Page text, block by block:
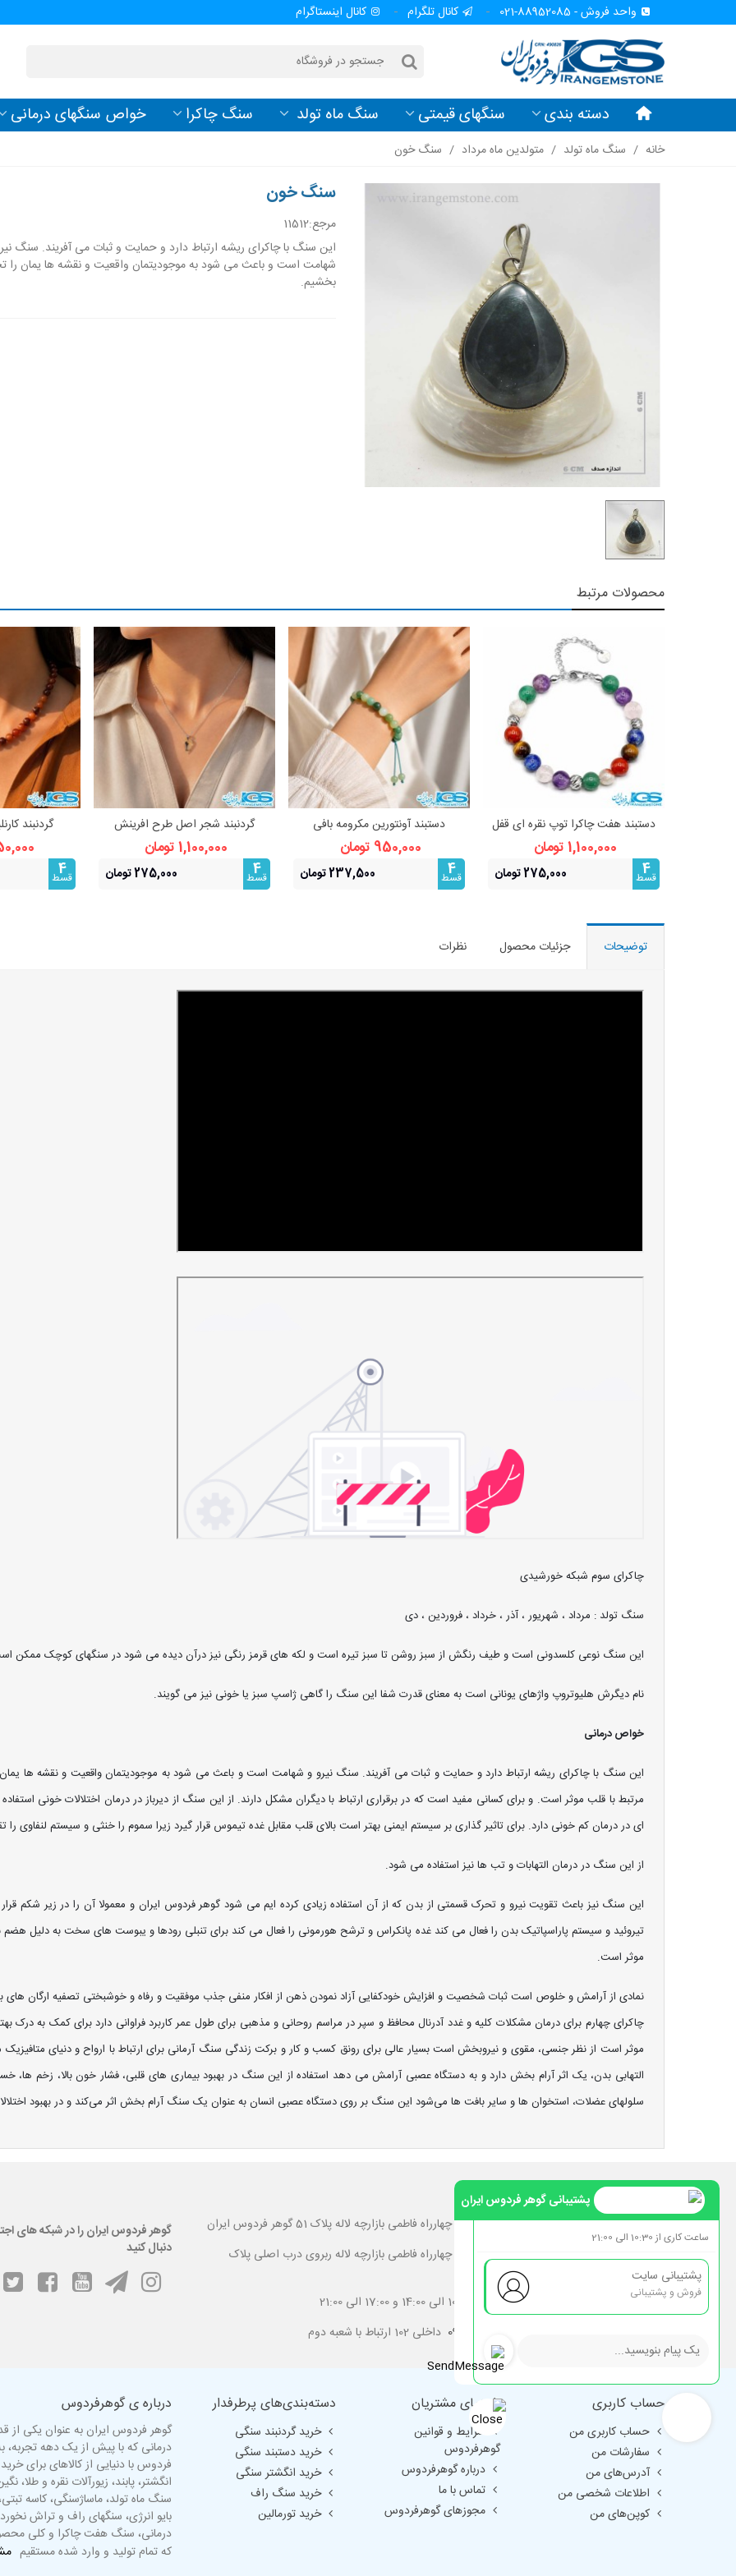
واحد فروش - 88952085-021 کانال تلگرام کانال اینستاگرام
دسته بندی سنگهای قیمتی سنگ ماه تولد سنگ چاکرا خواص سنگهای درمانی
خانه / سنگ ماه تولد / متولدین ماه مرداد / سنگ خون
سنگ خون
مرجع:11512
این سنگ با چاکرای ریشه ارتباط دارد و حمایت و ثبات می آفریند. سنگ
شهامت است و باعث می شود به موجودیتمان واقعیت و نقشه ها یمان را
بخشیم.
محصولات مرتبط
مشاهده بیشتر
دستبند هفت چاکرا توپ نقره ای قفل
استیل
1,100,000 تومان
4
قسط 275,000 تومان
مشاهده بیشتر
دستبند آونتورین مکرومه بافی
950,000 تومان
4
قسط 237,500 تومان
مشاهده بیشتر
گردنبند شجر اصل طرح افرینش
(بازنجیراستیل) | نماد رشد و فراوانی
1,100,000 تومان
4
قسط 275,000 تومان
گردنبند
4
قسط
توضیحات جزئیات محصول نظرات
چاکرای سوم شبکه خورشیدی
سنگ تولد : مرداد ، شهریور ، آذر ، خرداد ، فروردین ، دی
این سنگ نوعی کلسدونی است و طیف رنگش از سبز روشن تا سبز تیره است و لکه های قرمز رنگی نیز درآن دیده می شود در سنگهای کوچک ممکن
نام دیگرش هلیوتروپ واژهای یونانی است به معنای قدرت شفا این سنگ را گاهی ژاسپ سبز یا خونی نیز می گویند.
خواص درمانی
این سنگ با چاکرای ریشه ارتباط دارد و حمایت و ثبات می آفریند. سنگ نیرو و شهامت است و باعث می شود به موجودیتمان واقعیت و نقشه ها
مرتبط با قلب موثر است. و برای کسانی مفید است که در برقراری ارتباط با دیگران مشکل دارند. از این سنگ از دیرباز در درمان اختلالات خونی
ای در درمان کم خونی دارد. برای تاثیر گذاری بر سیستم ایمنی بهتر است بالای قلب مقابل غده تیموس قرار گیرد زیرا سموم را خنثی و سیستم لنفاوی
از این سنگ در درمان التهابات و تب ها نیز استفاده می شود.
این سنگ نیز باعث تقویت نیرو و تحرک قسمتی از بدن که از آن استفاده زیادی کرده ایم می شود گوهر فردوس ایران و معمولا آن را در زیر شکم
تیروئید و سیستم پاراسپاتیک بدن را فعال می کند غده پانکراس و ترشح هورمونی را فعال می کند برای تنبلی رودها و یبوست های سخت به دلیل
موثر است.
نمادی از آرامش و خلوص است ثبات شخصیت و افزایش خودکفایی آزاد نمودن ذهن از افکار منفی جذب موفقیت و رفاه و خوشبختی تصفیه ارگان های
چاکرای چهارم برای درمان مشکلات کلیه و غدد آدرنال محافظ و سپر در مراسم روحانی و مذهبی برای طول عمر کاربرد فراوانی دارد برای کمک به
موثر است از نظر جنسی، مقوی و نیروبخش است بسیار عالی برای رونق کسب و کار و برکت زندگی سنگ آرمانی برای ارتباط با ارواح و دنیای متافیزیک
التهابی بدن، یک اثر آرام بخش دارد و به دستگاه عصبی آرامش می ‌دهد استفاده از این سنگ در بهبود بیماری های قلبی، فشار خون بالا، زخم
سلولهای عضلات، استخوان ها و سایر بافت ها می‌شود این سنگ بر روی دستگاه عصبی انسان به عنوان یک سنگ آرام بخش اثر می‌کند و در بهبود
ارتباط با گوهرفردوس
آدرس شعبه مرکز :تهران کارگر شمالی نرسیده به چهارراه فاطمی بازارچه لاله پلاک 51 گوهر فردوس ایران
آدرس شعبه دوم :تهران کارگر شمالی نرسیده به چهارراه فاطمی بازارچه لاله ربروی درب اصلی پلاک
127/10 گوهر فردوس ایران
ساعات پاسخگویی تلفنی و خرید حضوری :
09128483558 داخلی 102 ارتباط با شعبه دوم
گوهر فردوس ایران را در شبکه های
دنبال کنید
حساب کاربری
حساب کاربری من
سفارشات من
آدرس‌های من
اطلاعات شخصی من
کوپن‌های من
راهنمای مشتریان
شرایط و قوانین
گوهرفردوس
درباره گوهرفردوس
تماس با ما
مجوزهای گوهرفردوس
دسته‌بندی‌های پرطرفدار
خرید گردنبند سنگی
خرید دستبند سنگی
خرید انگشتر سنگی
خرید سنگ راف
خرید تورمالین
درباره ی گوهرفردوس
گوهر فردوس ایران به عنوان یکی از
درمانی که با پیش از یک دهه
فردوس با دنیایی از کالاهای برای
انگشتر، پابند، زیورآلات نقره و
سنگ ماه تولد، ماساژسنگی، کاسه تبتی،
بایو انرژی، سنگهای راف و تراش
درمانی، سنگ هفت چاکرا و کلی
که تمام تولید و وارد شده مستقیم
پشتیبانی گوهر فردوس ایران
ساعت کاری از 10:30 الی 21:00
پشتیبانی سایت
فروش و پشتیبانی